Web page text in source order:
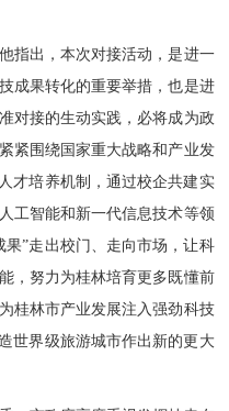
指出，本次对接活动，是进一
成果转化的重要举措，也是进
对接的生动实践，必将成为政
紧围绕国家重大战略和产业发
才培养机制，通过校企共建实
工智能和新一代信息技术等领
”走出校门、走向市场，让科
，努力为桂林培育更多既懂前
桂林市产业发展注入强劲科技
世界级旅游城市作出新的更大